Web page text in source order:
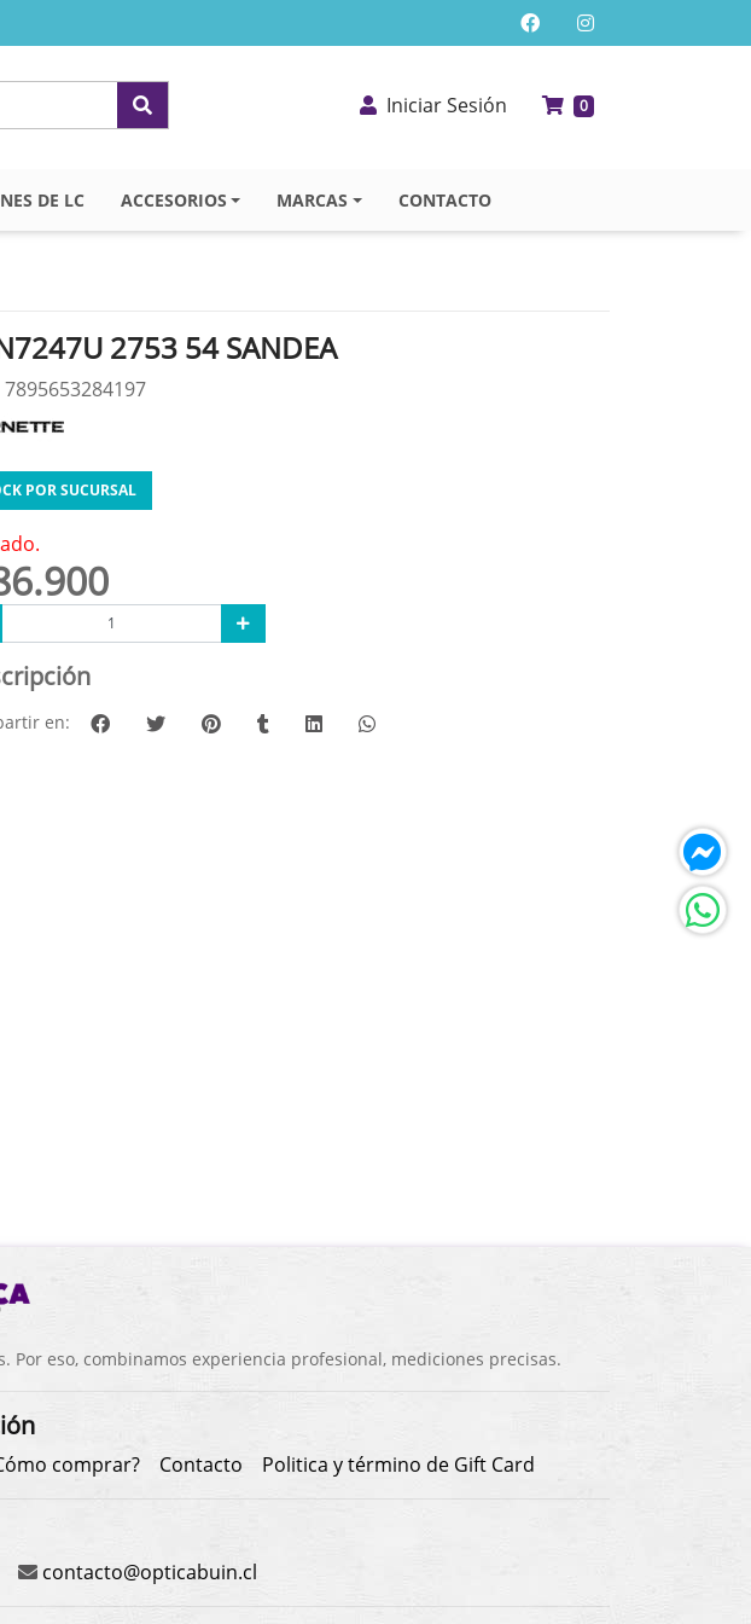
Iniciar Sesión 0
DE LC ACCESORIOS MARCAS CONTACTO
2753 54 SANDEA
7895653284197
POR SUCURSAL
en:
eso, combinamos experiencia profesional, mediciones precisas.
comprar? Contacto Politica y término de Gift Card
contacto@opticabuin.cl